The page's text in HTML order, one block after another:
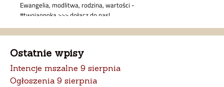
Ostatnie wpisy
Intencje mszalne 9 sierpnia
Ogłoszenia 9 sierpnia